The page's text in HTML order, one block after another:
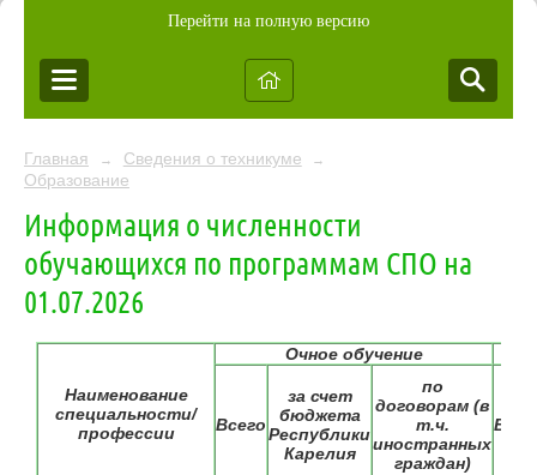
Перейти на полную версию
Главная → Сведения о техникуме →
Образование
Информация о численности
обучающихся по программам СПО на
01.07.2026
Наименование
специальности/
профессии
Очное обучение
Всего
за счет
бюджета
Республики
Карелия
по
договорам (в
т.ч.
иностранных
граждан)